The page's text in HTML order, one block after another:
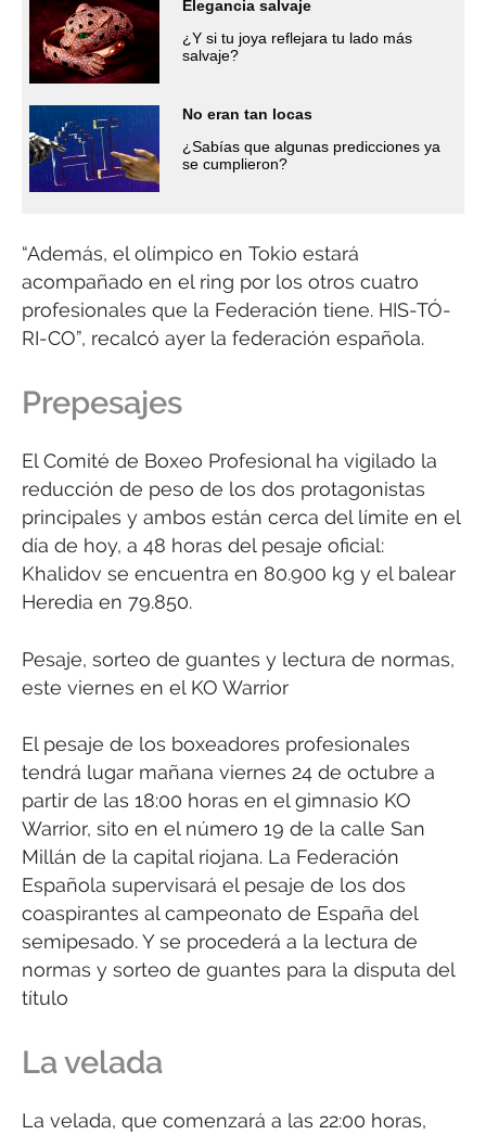
Elegancia salvaje
¿Y si tu joya reflejara tu lado más
salvaje?
No eran tan locas
¿Sabías que algunas predicciones ya
se cumplieron?
“Además, el olímpico en Tokio estará
acompañado en el ring por los otros cuatro
profesionales que la Federación tiene. HIS-TÓ-
RI-CO”, recalcó ayer la federación española.
Prepesajes
El Comité de Boxeo Profesional ha vigilado la
reducción de peso de los dos protagonistas
principales y ambos están cerca del límite en el
día de hoy, a 48 horas del pesaje oficial:
Khalidov se encuentra en 80.900 kg y el balear
Heredia en 79.850.
Pesaje, sorteo de guantes y lectura de normas,
este viernes en el KO Warrior
El pesaje de los boxeadores profesionales
tendrá lugar mañana viernes 24 de octubre a
partir de las 18:00 horas en el gimnasio KO
Warrior, sito en el número 19 de la calle San
Millán de la capital riojana. La Federación
Española supervisará el pesaje de los dos
coaspirantes al campeonato de España del
semipesado. Y se procederá a la lectura de
normas y sorteo de guantes para la disputa del
título
La velada
La velada, que comenzará a las 22:00 horas,